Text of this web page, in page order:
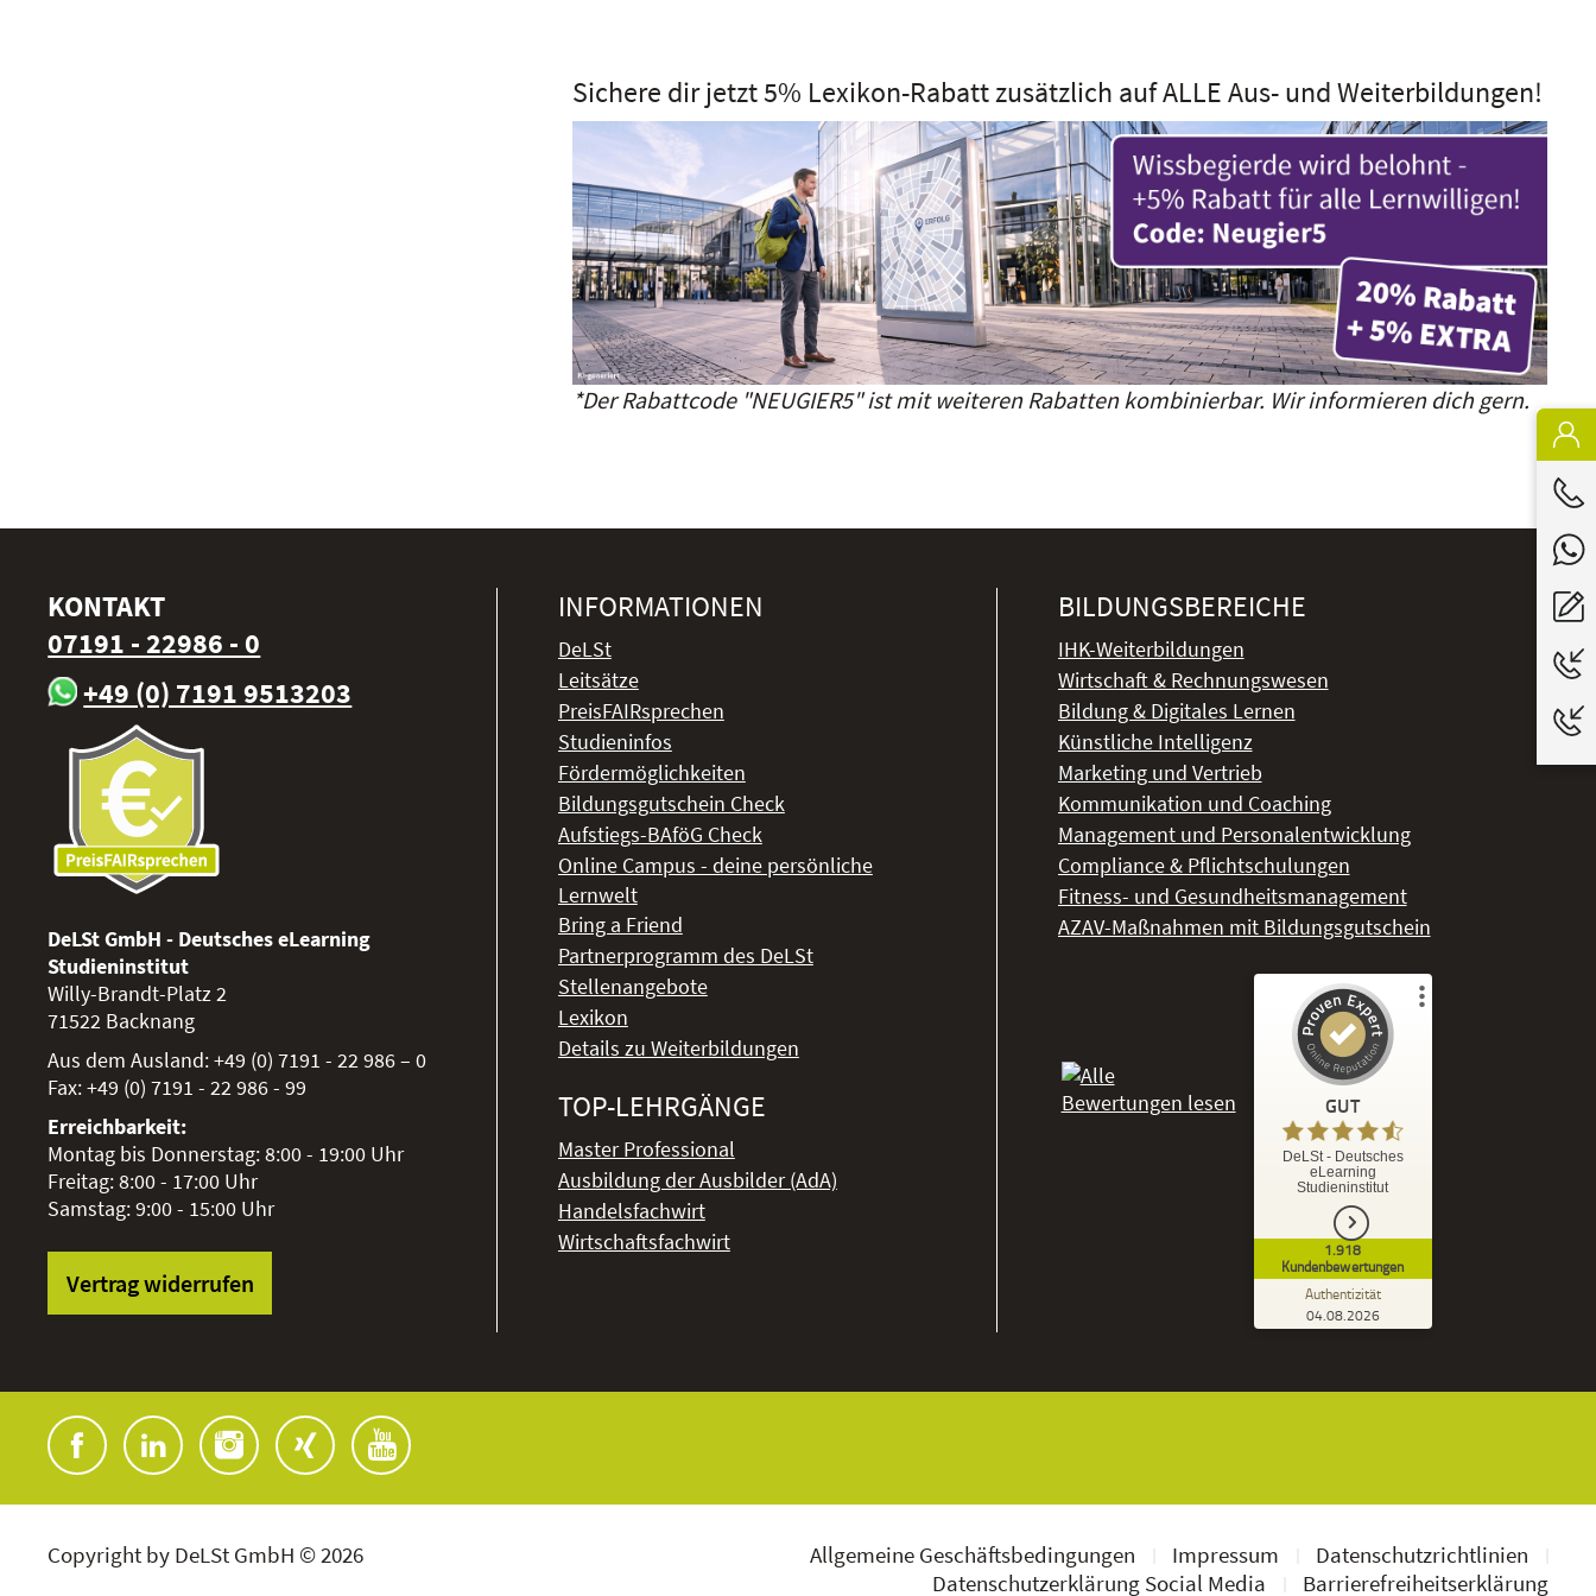
Sichere dir jetzt 5% Lexikon-Rabatt zusätzlich auf ALLE Aus- und Weiterbildungen!
*Der Rabattcode "NEUGIER5" ist mit weiteren Rabatten kombinierbar. Wir informieren dich gern.
KONTAKT
07191 - 22986 - 0
+49 (0) 7191 9513203
DeLSt GmbH - Deutsches eLearning
Studieninstitut
Willy-Brandt-Platz 2
71522 Backnang
Aus dem Ausland:+49 (0) 7191 - 22 986 – 0
Fax:+49 (0) 7191 - 22 986 - 99
Erreichbarkeit:
Montag bis Donnerstag: 8:00 - 19:00 Uhr
Freitag: 8:00 - 17:00 Uhr
Samstag: 9:00 - 15:00 Uhr
Vertrag widerrufen
INFORMATIONEN
DeLSt
Leitsätze
PreisFAIRsprechen
Studieninfos
Fördermöglichkeiten
Bildungsgutschein Check
Aufstiegs-BAföG Check
Online Campus - deine persönliche
Lernwelt
Bring a Friend
Partnerprogramm des DeLSt
Stellenangebote
Lexikon
Details zu Weiterbildungen
TOP-LEHRGÄNGE
Master Professional
Ausbildung der Ausbilder (AdA)
Handelsfachwirt
Wirtschaftsfachwirt
BILDUNGSBEREICHE
IHK-Weiterbildungen
Wirtschaft & Rechnungswesen
Bildung & Digitales Lernen
Künstliche Intelligenz
Marketing und Vertrieb
Kommunikation und Coaching
Management und Personalentwicklung
Compliance & Pflichtschulungen
Fitness- und Gesundheitsmanagement
AZAV-Maßnahmen mit Bildungsgutschein
GUT
DeLSt - Deutsches
eLearning
Studieninstitut
1.918
Kundenbewertungen
Authentizität
04.08.2026
Kundenbewertungen und Erfahrungen zu
DeLSt - Deutsches eLearning Studieninstitut
ProvenExpert.com
ProvenExpert.com
1.827
Bewertungen von
Copyright by DeLSt GmbH © 2026 Allgemeine Geschäftsbedingungen Impressum
Datenschutzrichtlinien
Datenschutzerklärung Social Media
Barrierefreiheitserklärung